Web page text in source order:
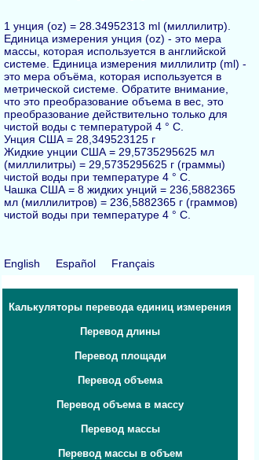
1 унция (oz) = 28.34952313 ml (миллилитр).
Единица измерения унция (oz) - это мера
массы, которая используется в английской
системе. Единица измерения миллилитр (ml) -
это мера объёма, которая используется в
метрической системе. Обратите внимание,
что это преобразование объема в вес, это
преобразование действительно только для
чистой воды с температурой 4 ° C.
Унция США = 28,349523125 г
Жидкие унции США = 29,5735295625 мл
(миллилитры) = 29,5735295625 г (граммы)
чистой воды при температуре 4 ° C.
Чашка США = 8 жидких унций = 236,5882365
мл (миллилитров) = 236,5882365 г (граммов)
чистой воды при температуре 4 ° C.
English Español Français
Калькуляторы перевода единиц измерения
Перевод длины
Перевод площади
Перевод объема
Перевод объема в массу
Перевод массы
Перевод массы в объем